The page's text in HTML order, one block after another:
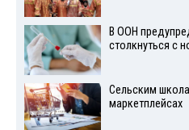
В ООН
столкнуться с
Сельским
маркетплейсах